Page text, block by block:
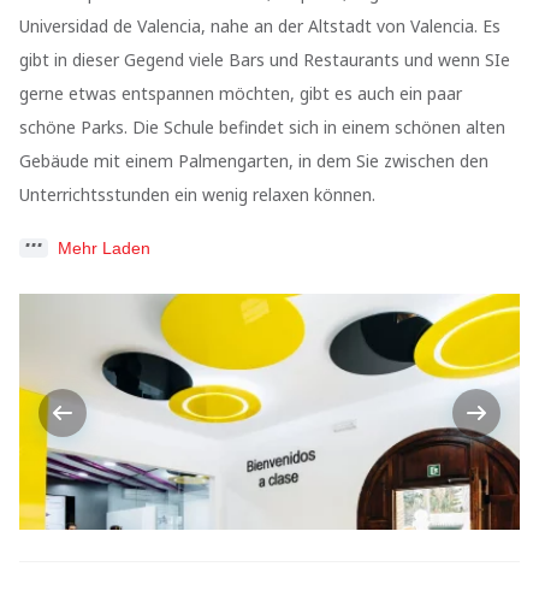
Universidad de Valencia, nahe an der Altstadt von Valencia. Es
gibt in dieser Gegend viele Bars und Restaurants und wenn SIe
gerne etwas entspannen möchten, gibt es auch ein paar
schöne Parks. Die Schule befindet sich in einem schönen alten
Gebäude mit einem Palmengarten, in dem Sie zwischen den
Unterrichtsstunden ein wenig relaxen können.
Mehr Laden